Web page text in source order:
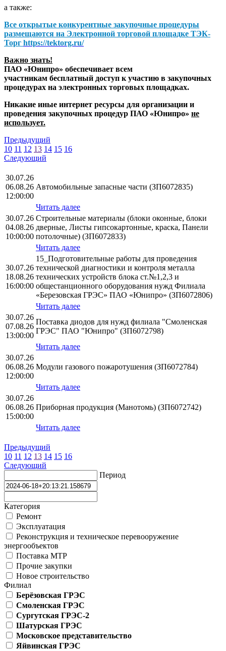
а также:
Все открытые конкурентные закупочные процедуры
размещаются на Электронной торговой площадке ТЭК-
Торг https://tektorg.ru/
Важно знать!
ПАО «Юнипро» обеспечивает всем
участникам бесплатный доступ к участию в закупочных
процедурах на электронных торговых площадках.
Никакие иные интернет ресурсы для организации и
проведения закупочных процедур ПАО «Юнипро» не
использует.
Предыдущий
10 11 12 13 14 15 16
Следующий
30.07.26
06.08.26
12:00:00
Автомобильные запасные части (ЗП6072835)
Читать далее
30.07.26
04.08.26
10:00:00
Строительные материалы (блоки оконные, блоки
дверные, Листы гипсокартонные, краска, Панели
потолочные) (ЗП6072833)
Читать далее
30.07.26
18.08.26
16:00:00
15_Подготовительные работы для проведения
технической диагностики и контроля металла
технических устройств блока ст.№1,2,3 и
общестанционного оборудования нужд Филиала
«Березовская ГРЭС» ПАО «Юнипро» (ЗП6072806)
Читать далее
30.07.26
07.08.26
13:00:00
Поставка диодов для нужд филиала "Смоленская
ГРЭС" ПАО "Юнипро" (ЗП6072798)
Читать далее
30.07.26
06.08.26
12:00:00
Модули газового пожаротушения (ЗП6072784)
Читать далее
30.07.26
06.08.26
15:00:00
Приборная продукция (Манотомь) (ЗП6072742)
Читать далее
Предыдущий
10 11 12 13 14 15 16
Следующий
Период
Категория
Ремонт
Эксплуатация
Реконструкция и техническое перевооружение
энергообъектов
Поставка МТР
Прочие закупки
Новое строительство
Филиал
Берёзовская ГРЭС
Смоленская ГРЭС
Сургутская ГРЭС-2
Шатурская ГРЭС
Московское представительство
Яйвинская ГРЭС